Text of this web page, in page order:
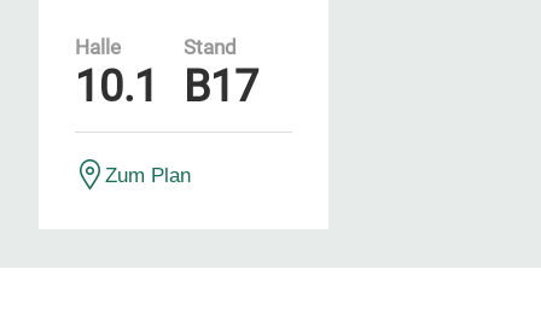
Halle
10.1
Stand
B17
Zum Plan